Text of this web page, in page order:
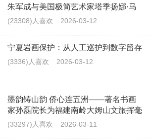
朱军成与美国极简艺术家塔季扬娜·马
尔科夫采夫（Tatyana Markovtsev）开
(23308)人喜欢 2026-03-12
宁夏岩画保护：从人工巡护到数字留存
(3336)人喜欢 2026-03-12
墨韵铸山韵 侨心连五洲——著名书画
家孙磊院长为福建南岭大姆山文旅挥毫
题字
(33297)人喜欢 2026-03-11